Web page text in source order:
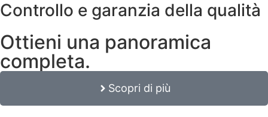
Controllo e garanzia della qualità
Ottieni una panoramica
completa.
Scopri di più